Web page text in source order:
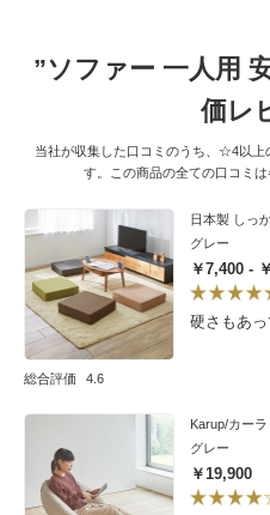
”ソファー 一人用
価レ
当社が収集した口コミのうち、☆4以上
す。この商品の全ての口コミ
総合評価 4.6
日本製 しっ
グレー
￥7,400 -
硬さもあっ
Karup/カー
グレー
￥19,900